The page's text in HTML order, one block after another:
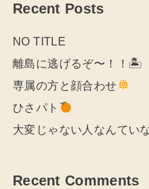
Recent Posts
NO TITLE
離島に逃げるぞ〜！！🏝
専属の方と顔合わせ
ひさパト
大変じゃない人なんてい
Recent Comments